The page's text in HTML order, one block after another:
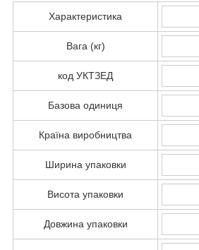
Характеристика
Вага (кг)
код УКТЗЕД
Базова одиниця
Країна виробництва
Ширина упаковки
Висота упаковки
Довжина упаковки